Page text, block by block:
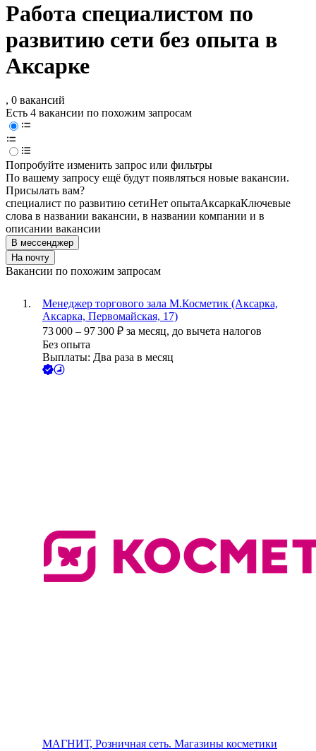
Работа специалистом по
развитию сети без опыта в
Аксарке
, 0 вакансий
Есть 4 вакансии по похожим запросам
Попробуйте изменить запрос или фильтры
По вашему запросу ещё будут появляться новые вакансии.
Присылать вам?
специалист по развитию сетиНет опытаАксаркаКлючевые
слова в названии вакансии, в названии компании и в
описании вакансии
В мессенджер
На почту
Вакансии по похожим запросам
Менеджер торгового зала М.Косметик (Аксарка,
Аксарка, Первомайская, 17)
73 000 – 97 300 ₽ за месяц, до вычета налогов
Без опыта
Выплаты: Два раза в месяц
МАГНИТ, Розничная сеть. Магазины косметики